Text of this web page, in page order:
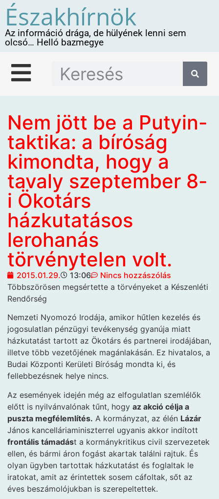
Északhírnök
Az információ drága, de hülyének lenni sem
olcsó… Helló bazmegye
Nem jött be a Putyin-
taktika: a bíróság
kimondta, hogy a
tavaly szeptember 8-
i Ökotárs
házkutatásos
lerohanás
törvénytelen volt.
2015.01.29. 13:06
Nincs hozzászólás
Többszörösen megsértette a törvényeket a Készenléti
Rendőrség
Nemzeti Nyomozó Irodája, amikor hűtlen kezelés és
jogosulatlan pénzügyi tevékenység gyanúja miatt
házkutatást tartott az Ökotárs és partnerei irodájában,
illetve több vezetőjének magánlakásán. Ez hivatalos, a
Budai Központi Kerületi Bíróság mondta ki, és
fellebbezésnek helye nincs.
Az események idején még az elfogulatlan szemlélők
előtt is nyilvánvalónak tűnt, hogy az akció célja a
puszta megfélemlítés. A kormányzat, az élén Lázár
János kancelláriaminiszterrel ugyanis akkor indított
frontális támadást a kormánykritikus civil szervezetek
ellen, és bármi áron fogást akartak találni rajtuk. És
olyan ügyben tartottak házkutatást és foglaltak le
iratokat, amit az érintettek sosem cáfoltak, sőt az
éves beszámolójukban is szerepeltettek.